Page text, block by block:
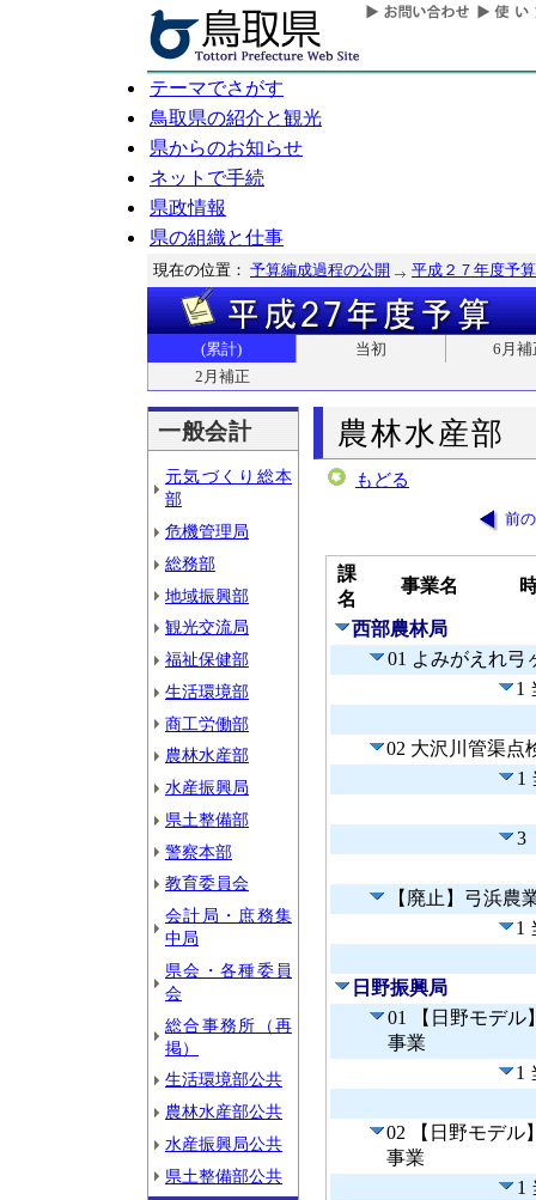
テーマでさがす
鳥取県の紹介と観光
県からのお知らせ
ネットで手続
県政情報
県の組織と仕事
現在の位置： 予算編成過程の公開 平成２７年度予算
(累計) 当初
6月補
2月補正
一般会計
元気づくり総本
部
危機管理局
総務部
地域振興部
観光交流局
福祉保健部
生活環境部
商工労働部
農林水産部
水産振興局
県土整備部
警察本部
教育委員会
会計局・庶務集
中局
県会・各種委員
会
総合事務所（再
掲）
生活環境部公共
農林水産部公共
水産振興局公共
県土整備部公共
農林水産部
もどる
前
課
名
事業名
西部農林局
01 よみがえれ弓
1
02 大沢川管渠点
1
3
【廃止】弓浜農
1
日野振興局
01 【日野モデル
事業
1
02 【日野モデル
事業
1